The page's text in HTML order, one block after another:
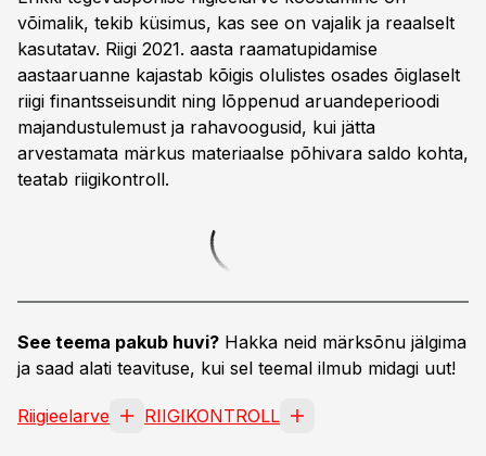
võimalik, tekib küsimus, kas see on vajalik ja reaalselt
kasutatav. Riigi 2021. aasta raamatupidamise
aastaaruanne kajastab kõigis olulistes osades õiglaselt
riigi finantsseisundit ning lõppenud aruandeperioodi
majandustulemust ja rahavoogusid, kui jätta
arvestamata märkus materiaalse põhivara saldo kohta,
teatab riigikontroll.
See teema pakub huvi? Hakka neid märksõnu jälgima
ja saad alati teavituse, kui sel teemal ilmub midagi uut!
Riigieelarve RIIGIKONTROLL